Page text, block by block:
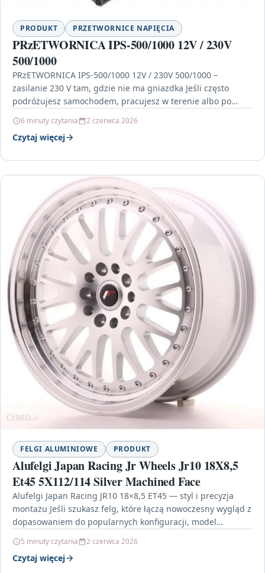
PRODUKT PRZETWORNICE NAPIĘCIA
PRzETWORNICA IPS-500/1000 12V / 230V
500/1000
PRzETWORNICA IPS-500/1000 12V / 230V 500/1000 –
zasilanie 230 V tam, gdzie nie ma gniazdka Jeśli często
podróżujesz samochodem, pracujesz w terenie albo po…
6 minuty czytania 2 czerwca 2026
Czytaj więcej
FELGI ALUMINIOWE PRODUKT
Alufelgi Japan Racing Jr Wheels Jr10 18X8,5
Et45 5X112/114 Silver Machined Face
Alufelgi Japan Racing JR10 18×8,5 ET45 — styl i precyzja
montażu Jeśli szukasz felg, które łączą nowoczesny wygląd z
dopasowaniem do popularnych konfiguracji, model…
5 minuty czytania 2 czerwca 2026
Czytaj więcej